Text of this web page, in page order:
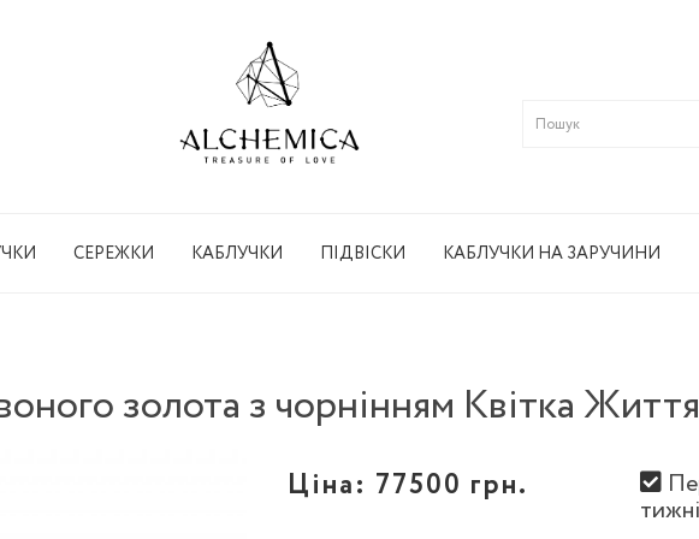
СЕРЕЖКИ КАБЛУЧКИ ПІДВІСКИ КАБЛУЧКИ НА ЗАРУЧИНИ
золота з чорнінням Квітка
Ціна: 77500 грн.